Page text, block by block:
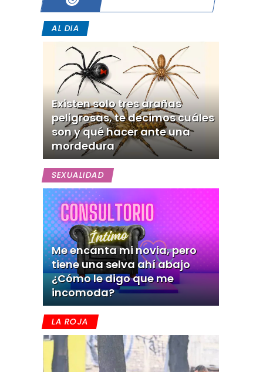
AL DIA
Existen solo tres arañas
peligrosas, te decimos cuáles
son y qué hacer ante una
mordedura
SEXUALIDAD
Me encanta mi novia, pero
tiene una selva ahí abajo
¿Cómo le digo que me
incomoda?
LA ROJA